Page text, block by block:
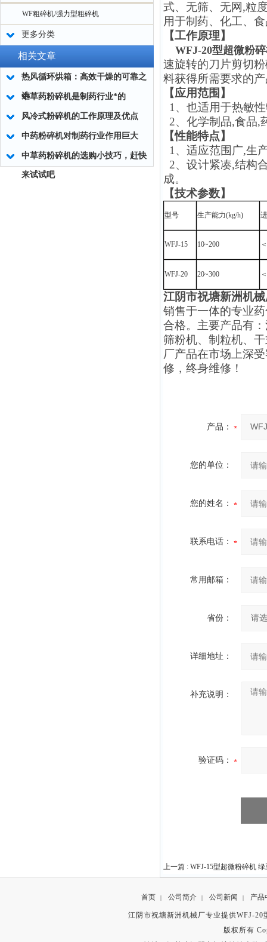
WF粗碎机/强力型粗碎机
更多分类
相关文章
热风循环烘箱：高效干燥的可靠之
选
中草药粉碎机是制药行业*的
风冷式粉碎机的工作原理及优点
中药粉碎机对制药行业作用巨大
中草药粉碎机的选购小技巧，赶快
来试试吧
式、无筛、无网,粒
用于制药、化工、
【工作原理】
WFJ-20型超微粉
速旋转的刀片剪切
料获得所需要求的
【应用范围】
1、 也适用于热敏
2、化学制品,食品,
【性能特点】
1、 适应范围广,生
2、设计紧凑,结构
成。
【技术参数】
型号 生产能力(kg/h)
WFJ-15 10~200
WFJ-20 20~300
江阴市祝塘新洲机
销售于一体的专业
合格。主要产品有
筛粉机、制粒机、
厂产品在市场上深
修，终身维修！
产品：
您的单位：
您的姓名：
联系电话：
常用邮箱：
省份：
详细地址：
补充说明：
验证码：
上一篇 : WFJ-15型超微粉碎机
首页 | 公司简介 | 公司新闻 | 产品
江阴市祝塘新洲机械厂专业提供WFJ-
版权所有